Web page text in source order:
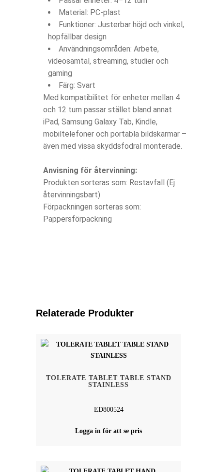
Material: PC-plast
Funktioner: Justerbar höjd och vinkel,
hopfällbar design
Användningsområden: Arbete,
videosamtal, streaming, studier och
gaming
Färg: Svart
Med kompatibilitet för enheter mellan 4
och 12 tum passar stället bland annat
iPad, Samsung Galaxy Tab, Kindle,
mobiltelefoner och portabla bildskärmar –
även med vissa skyddsfodral monterade.
Anvisning för återvinning:
Produkten sorteras som: Restavfall (Ej
återvinningsbart)
Förpackningen sorteras som:
Pappersförpackning
Relaterade Produkter
TOLERATE TABLET TABLE STAND
STAINLESS
ED800524
Logga in för att se pris